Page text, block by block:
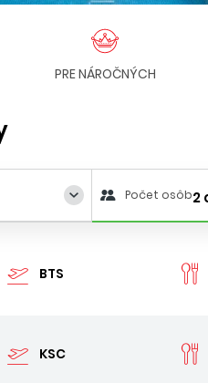
PRE NÁROČNÝCH
Počet osôb2
BTS
KSC